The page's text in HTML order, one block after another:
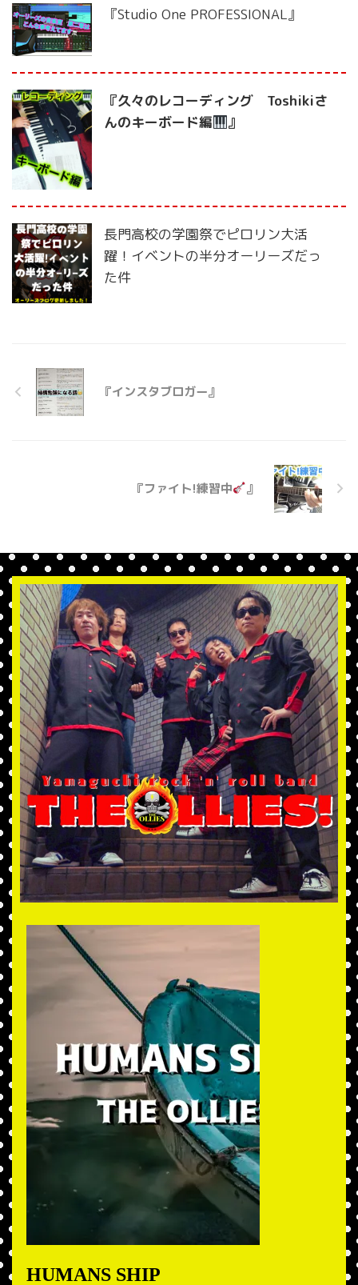
『Studio One PROFESSIONAL』
『久々のレコーディング Toshikiさ
んのキーボード編
』
長門高校の学園祭でピロリン大活
躍！イベントの半分オーリーズだっ
た件
『インスタブロガー』
『ファイト!練習中 』